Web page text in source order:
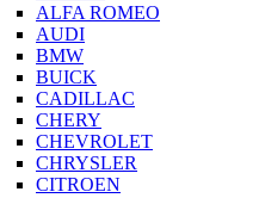
ALFA ROMEO
AUDI
BMW
BUICK
CADILLAC
CHERY
CHEVROLET
CHRYSLER
CITROEN